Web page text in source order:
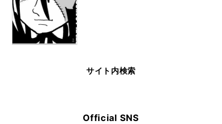
サイト内検索
Official SNS